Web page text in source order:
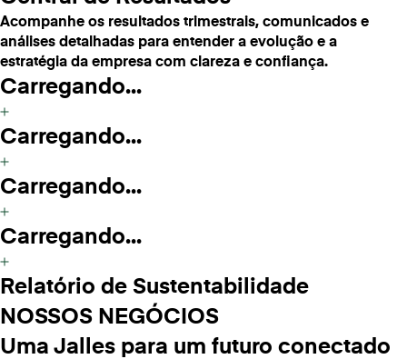
Acompanhe os resultados trimestrais, comunicados e
análises detalhadas para entender a evolução e a
estratégia da empresa com clareza e confiança.
Carregando...
Carregando...
Carregando...
Carregando...
Relatório de Sustentabilidade
NOSSOS NEGÓCIOS
Uma Jalles para um futuro conectado